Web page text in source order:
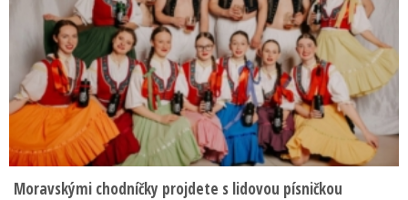
Moravskými chodníčky projdete s lidovou písničkou